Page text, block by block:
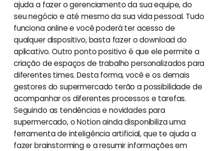
ajuda a fazer o gerenciamento da sua equipe, do
seu negócio e até mesmo da sua vida pessoal. Tudo
funciona online e você poderá ter acesso de
qualquer dispositivo, basta fazer o download do
aplicativo. Outro ponto positivo é que ele permite a
criação de espaços de trabalho personalizados para
diferentes times. Desta forma, você e os demais
gestores do supermercado terão a possibilidade de
acompanhar os diferentes processos e tarefas.
Seguindo as tendências e novidades para
supermercado, o Notion ainda disponibiliza uma
ferramenta de inteligência artificial, que te ajuda a
fazer brainstorming e a resumir informações em